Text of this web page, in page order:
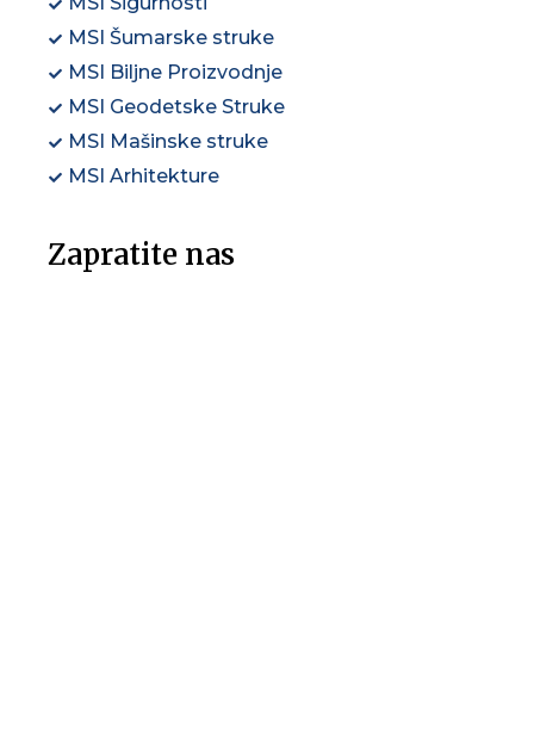
MSI Šumarske struke
MSI Biljne Proizvodnje
MSI Geodetske Struke
MSI Mašinske struke
MSI Arhitekture
Zapratite nas